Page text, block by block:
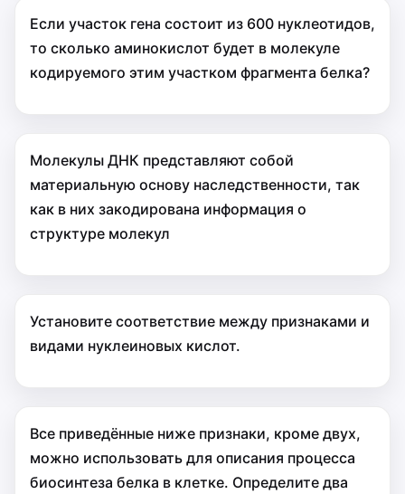
Если участок гена состоит из 600 нуклеотидов,
то сколько аминокислот будет в молекуле
кодируемого этим участком фрагмента белка?
Молекулы ДНК представляют собой
материальную ос­нову наследственности, так
как в них закодирована информация о
структуре молекул
Установите соответствие между признаками и
видами нуклеиновых кислот.
Все приведённые ниже признаки, кроме двух,
можно использовать для описания процесса
биосинтеза белка в клетке. Определите два